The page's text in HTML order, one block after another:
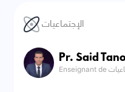
الإجتماعيات
Pr. Said